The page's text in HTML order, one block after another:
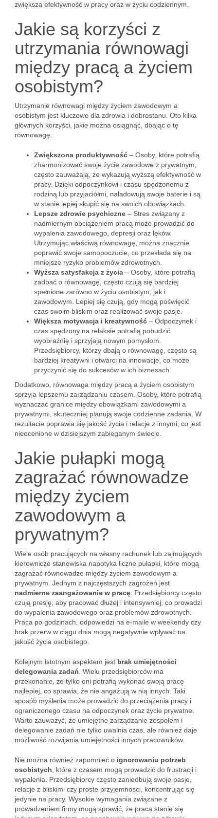
zwiększa efektywność w pracy oraz w życiu codziennym.
Jakie są korzyści z
utrzymania równowagi
między pracą a życiem
osobistym?
Utrzymanie równowagi między życiem zawodowym a
osobistym jest kluczowe dla zdrowia i dobrostanu. Oto kilka
głównych korzyści, jakie można osiągnąć, dbając o tę
równowagę:
Zwiększona produktywność – Osoby, które potrafią
zharmonizować swoje życie zawodowe z prywatnym,
często zauważają, że wykazują wyższą efektywność w
pracy. Dzięki odpoczynkowi i czasu spędzonemu z
rodziną lub przyjaciółmi, naładowują swoje baterie i są
w stanie lepiej skupić się na swoich obowiązkach.
Lepsze zdrowie psychiczne – Stres związany z
nadmiernym obciążeniem pracą może prowadzić do
wypalenia zawodowego, depresji oraz lęków.
Utrzymując właściwą równowagę, można znacznie
poprawić swoje samopoczucie, co przekłada się na
mniejsze ryzyko problemów zdrowotnych.
Wyższa satysfakcja z życia – Osoby, które potrafią
zadbać o równowagę, często czują się bardziej
spełnione zarówno w życiu osobistym, jak i
zawodowym. Lepiej się czują, gdy mogą poświęcić
czas swoim bliskim oraz realizować swoje pasje.
Większa motywacja i kreatywność – Odpoczynek i
czas spędzony na relaksie potrafią pobudzić
wyobraźnię i sprzyjają nowym pomysłom.
Przedsiębiorcy, którzy dbają o równowagę, często są
bardziej kreatywni i otwarci na innowacje, co może
przyczynić się do sukcesów w ich biznesach.
Dodatkowo, równowaga między pracą a życiem osobistym
sprzyja lepszemu zarządzaniu czasem. Osoby, które potrafią
wyznaczać granice między obowiązkami zawodowymi a
prywatnymi, skuteczniej planują swoje codzienne zadania. W
rezultacie poprawia się jakość życia i relacje z innymi, co jest
nieocenione w dzisiejszym zabieganym świecie.
Jakie pułapki mogą
zagrażać równowadze
między życiem
zawodowym a
prywatnym?
Wiele osób pracujących na własny rachunek lub zajmujących
kierownicze stanowiska napotyka liczne pułapki, które mogą
zagrażać równowadze między życiem zawodowym a
prywatnym. Jednym z najczęstszych zagrożeń jest
nadmierne zaangażowanie w pracę . Przedsiębiorcy często
czują presję, aby pracować dłużej i intensywniej, co prowadzi
do wypalenia zawodowego oraz problemów zdrowotnych.
Praca po godzinach, odpowiedzi na e-maile w weekendy czy
brak przerw w ciągu dnia mogą negatywnie wpływać na
jakość życia osobistego.
Kolejnym istotnym aspektem jest brak umiejętności
delegowania zadań . Wielu przedsiębiorców ma
przekonanie, że tylko oni potrafią wykonać swoją pracę
najlepiej, co sprawia, że nie angażują w nią innych. Taki
sposób myślenia może prowadzić do przeciążenia pracy i
ograniczonego czasu na odpoczynek oraz życie prywatne.
Warto zauważyć, że umiejętne zarządzanie zespołem i
delegowanie zadań nie tylko uwalnia czas, ale również daje
możliwość rozwijania umiejętności innych pracowników.
Nie można również zapomnieć o ignorowaniu potrzeb
osobistych , które z czasem mogą prowadzić do frustracji i
wypalenia. Przedsiębiorcy często zaniedbują swoje pasje,
relacje z bliskimi czy proste przyjemności, koncentrując się
jedynie na pracy. Wysokie wymagania związane z
prowadzeniem firmy mogą sprawić, że praca stanie się